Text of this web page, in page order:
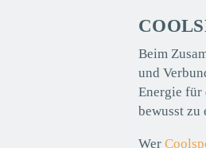
Beim
und
Energie für
bewusst zu
Wer